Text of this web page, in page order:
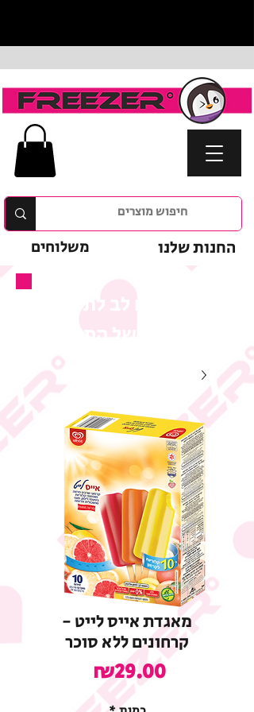
החנות שלנו משלוחים
המבצע של המוצר
מאגדת אייס לייט -
קרחונים ללא סוכר
₪29.00